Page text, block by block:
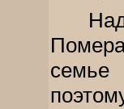
семье